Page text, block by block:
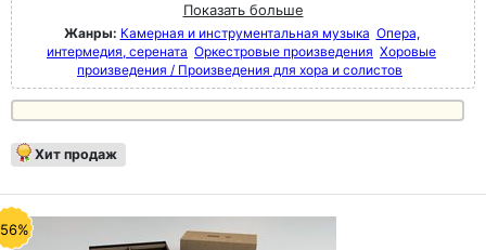
Показать больше
Жанры: Камерная и инструментальная музыка Опера,
интермедия, серената Оркестровые произведения Хоровые
произведения / Произведения для хора и солистов
Хит продаж